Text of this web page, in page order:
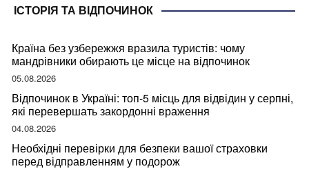
ІСТОРІЯ ТА ВІДПОЧИНОК
Країна без узбережжя вразила туристів: чому
мандрівники обирають це місце на відпочинок
05.08.2026
Відпочинок в Україні: топ-5 місць для відвідин у серпні,
які перевершать закордонні враження
04.08.2026
Необхідні перевірки для безпеки вашої страховки
перед відправленням у подорож